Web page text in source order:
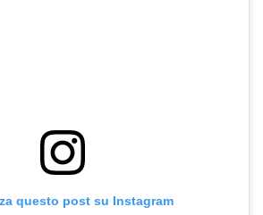
questo post su Instagram